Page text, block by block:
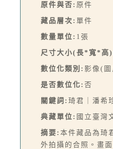
原件與否: 原件
藏品層次: 單件
數量單位: 1張
尺寸大小(長*寬*高
數位化類別: 影像(圖
是否數位化: 否
關鍵詞: 琦君｜潘希
典藏單位: 國立臺灣
摘要: 本件藏品為琦
外拍攝的合照。畫